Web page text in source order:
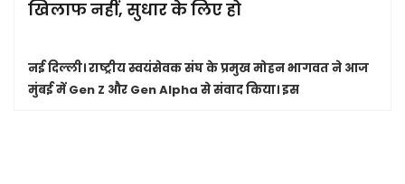
खिलाफ नहीं, सुधार के लिए हो
नई दिल्ली।राष्ट्रीय स्वयंसेवक संघ के प्रमुख मोहन भागवत ने आज
मुंबई में Gen Z और Gen Alpha से संवाद किया। इस